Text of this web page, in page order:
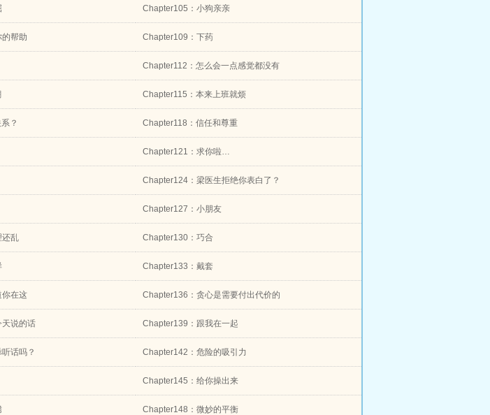
Chapter105：小狗亲亲
帮助 Chapter109：下药
Chapter112：怎么会一点感觉都没有
Chapter115：本来上班就烦
？ Chapter118：信任和尊重
Chapter121：求你啦…
Chapter124：梁医生拒绝你表白了？
Chapter127：小朋友
还乱 Chapter130：巧合
Chapter133：戴套
在这 Chapter136：贪心是需要付出代价的
说的话 Chapter139：跟我在一起
话吗？ Chapter142：危险的吸引力
Chapter145：给你操出来
Chapter148：微妙的平衡